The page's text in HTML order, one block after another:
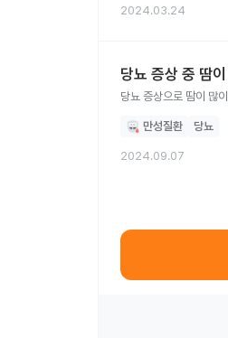
2024.03.24
당뇨 증상 중 땀
만성질환 당뇨
2024.09.07